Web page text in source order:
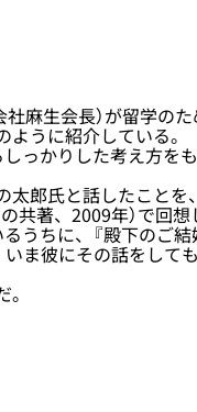
麻生会長）が留学のた
うに紹介している。
っかりした考え方を
郎氏と話したことを
の共著、2009年）で回想
うちに、『殿下のご
ま彼にその話をして